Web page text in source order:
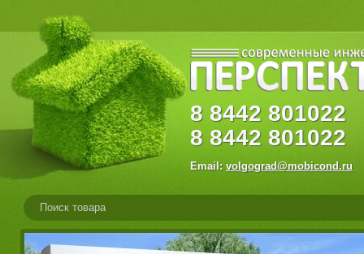
8 8442
8 8442 801022
Email: volgograd@mobicond.ru